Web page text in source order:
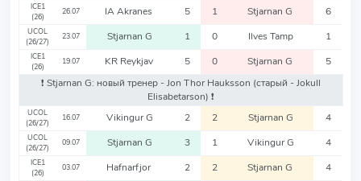
ICE1
(26)
26.07 IA Akranes 5 1 Stjarnan G 6
UCOL
(26/27)
23.07 Stjarnan G 1 0 Ilves Tamp 1
ICE1
(26)
19.07 KR Reykjav 5 0 Stjarnan G
5
❗️ Stjarnan G: новый тренер - Jon Thor Hauksson (старый - Jokull
Elisabetarson) ❗️
UCOL
(26/27)
16.07 Vikingur G 2 2 Stjarnan G 4
UCOL
(26/27)
09.07 Stjarnan G 3 1 Vikingur G 4
ICE1
(26)
03.07 Hafnarfjor 2 2 Stjarnan G 4